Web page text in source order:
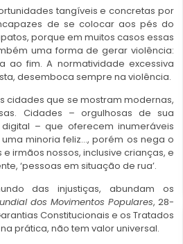
tangíveis e concretas por
de se colocar aos pés do
porque em muitos casos essas
uma forma de gerar violência:
ao fim. A normatividade excessiva
desemboca sempre na violência.
cidades que se mostram modernas,
Cidades – orgulhosas de sua
– que oferecem inumeráveis
minoria feliz…, porém os nega o
irmãos nossos, inclusive crianças, e
‘pessoas em situação de rua’.
das injustiças, abundam os
dos Movimentos Populares, 28-
Constitucionais e os Tratados
prática, não tem valor universal.